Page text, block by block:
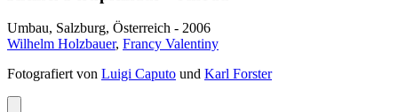
Umbau, Salzburg, Österreich - 2006
Wilhelm Holzbauer, Francy Valentiny
Fotografiert von Luigi Caputo und Karl Forster